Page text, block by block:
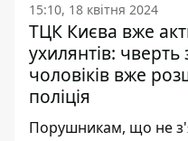
15:10, 18 квітня 2024
ТЦК Києва вже
ухилянтів:
чоловіків вже
поліція
Порушникам, що не